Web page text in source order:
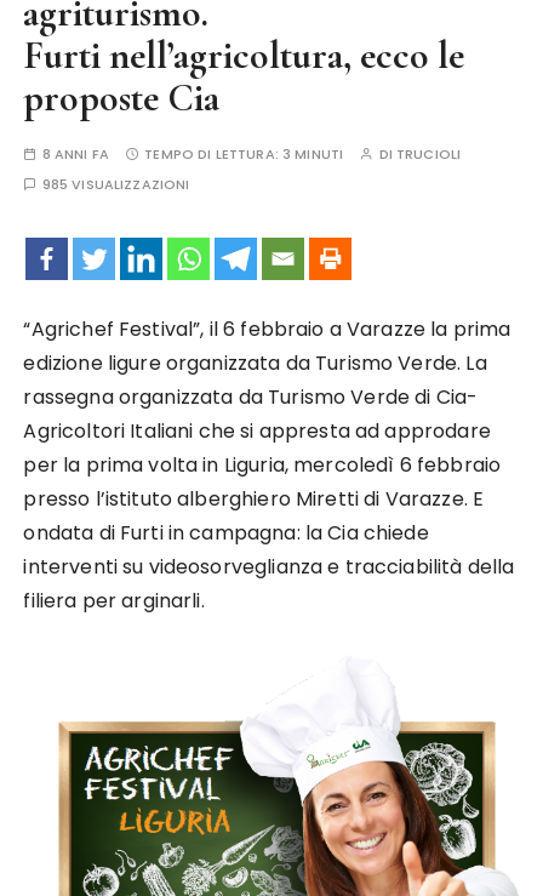
agriturismo.
Furti nell’agricoltura, ecco le
proposte Cia
8 ANNI FA TEMPO DI LETTURA: 3 MINUTI DI TRUCIOLI
985 VISUALIZZAZIONI
“Agrichef Festival”, il 6 febbraio a Varazze la prima
edizione ligure organizzata da Turismo Verde. La
rassegna organizzata da Turismo Verde di Cia-
Agricoltori Italiani che si appresta ad approdare
per la prima volta in Liguria, mercoledì 6 febbraio
presso l’istituto alberghiero Miretti di Varazze. E
ondata di Furti in campagna: la Cia chiede
interventi su videosorveglianza e tracciabilità della
filiera per arginarli.